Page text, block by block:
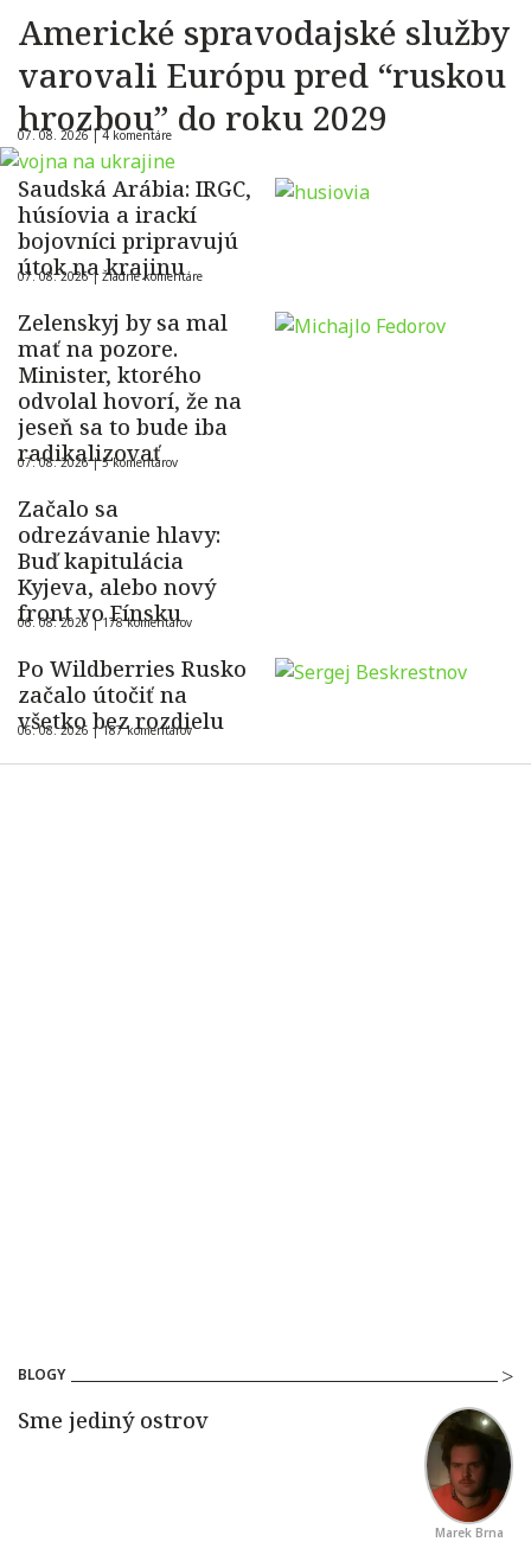
Americké spravodajské služby
varovali Európu pred “ruskou
hrozbou” do roku 2029
07. 08. 2026 |4 komentáre
Saudská Arábia: IRGC,
húsíovia a irackí
bojovníci pripravujú
útok na krajinu
07. 08. 2026 |Žiadne komentáre
Zelenskyj by sa mal
mať na pozore.
Minister, ktorého
odvolal hovorí, že na
jeseň sa to bude iba
radikalizovať
07. 08. 2026 |5 komentárov
Začalo sa
odrezávanie hlavy:
Buď kapitulácia
Kyjeva, alebo nový
front vo Fínsku
06. 08. 2026 |178 komentárov
Po Wildberries Rusko
začalo útočiť na
všetko bez rozdielu
06. 08. 2026 |187 komentárov
BLOGY
Marek Brna